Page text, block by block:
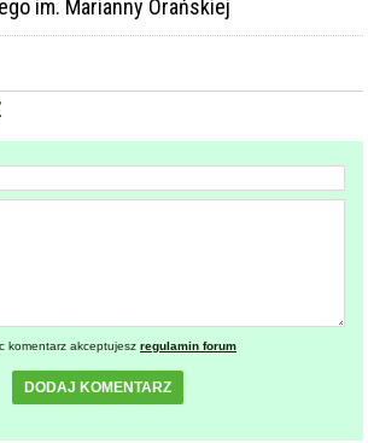
im. Marianny Orańskiej
komentarz akceptujesz regulamin forum
DODAJ KOMENTARZ